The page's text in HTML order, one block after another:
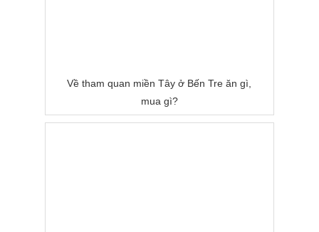
Về tham quan miền Tây ở Bến Tre ăn gì,
mua gì?